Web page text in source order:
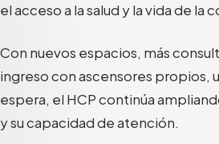
el acceso a la salud y la vida de la
Con nuevos espacios, más
ingreso con ascensores propios,
espera, el HCP continúa
y su capacidad de atención.